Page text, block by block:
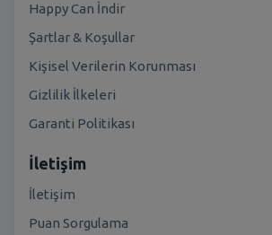
Happy Can İndir
Şartlar & Koşullar
Kişisel Verilerin Korunması
Gizlilik İlkeleri
Garanti Politikası
İletişim
İletişim
Puan Sorgulama